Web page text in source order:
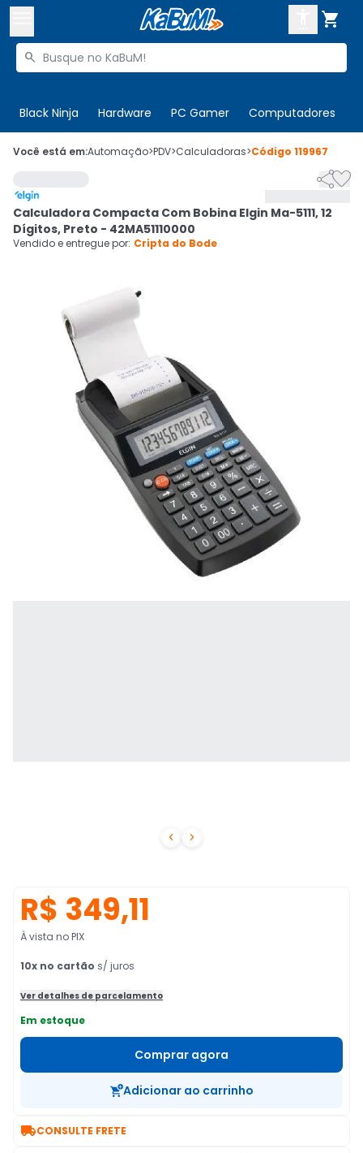

Buscar produtos

Black Ninja Hardware PC Gamer Computadores
 Olá. Acesse sua conta

 Cupons
Ativar tradutor em libras
CADASTRE-SE
Você está em:Automação>PDV>Calculadoras>Código 119967
 

Calculadora Compacta Com Bobina Elgin Ma-5111, 12
Dígitos, Preto - 42MA51110000
Vendido e entregue por: Cripta do Bode
R$ 349,11
À vista no PIX
10x no cartão s/ juros
Ver detalhes de parcelamento
Em estoque
Comprar agora
Adicionar ao carrinho
CONSULTE FRETE